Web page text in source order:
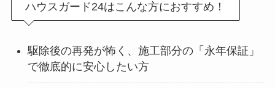
ハウスガード24はこんな方におすすめ！
駆除後の再発が怖く、施工部分の「永年保証」
で徹底的に安心したい方